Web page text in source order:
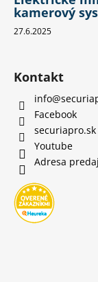
kamerový
27.6.2025
Kontakt
info@
Facebook
securiapro.sk
Youtube
Adresa